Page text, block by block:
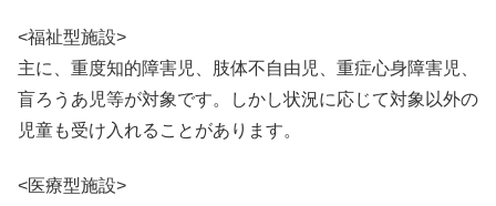
<福祉型施設>
主に、重度知的障害児、肢体不自由児、重症心身障害児、
盲ろうあ児等が対象です。しかし状況に応じて対象以外の
児童も受け入れることがあります。
<医療型施設>